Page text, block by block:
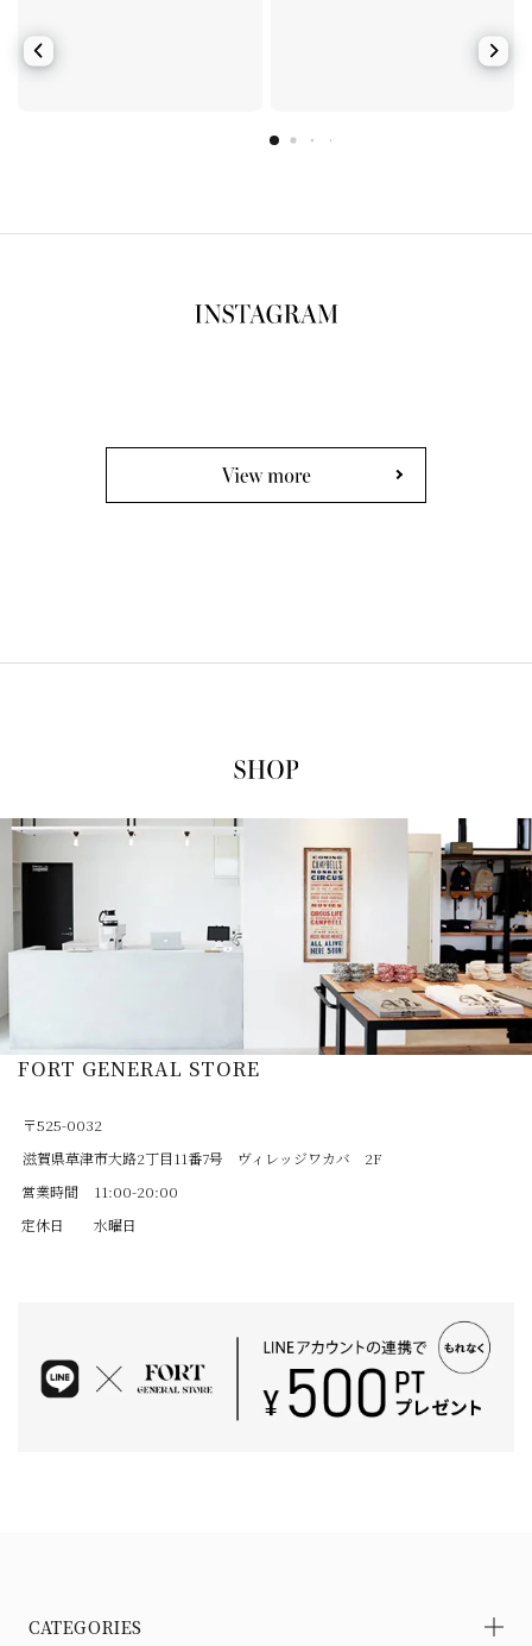
View more
FORT GENERAL STORE
〒525-0032
滋賀県草津市大路2丁目11番7号 ヴィレッジワカバ 2F
営業時間
11:00-20:00
定休日
水曜日
CATEGORIES